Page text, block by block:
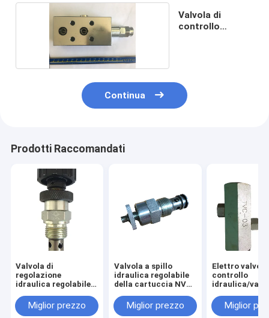
Valvola di
controllo
Continua
Prodotti Raccomandati
Valvola di
regolazione
idraulica regolabile
controllo di flusso
inverso
Miglior prezzo
Valvola a spillo
idraulica regolabile
della cartuccia NV2-
idraulico di industria
Miglior prezzo
Elettro
controllo
idraulica/
controllo della
pressione
Miglior